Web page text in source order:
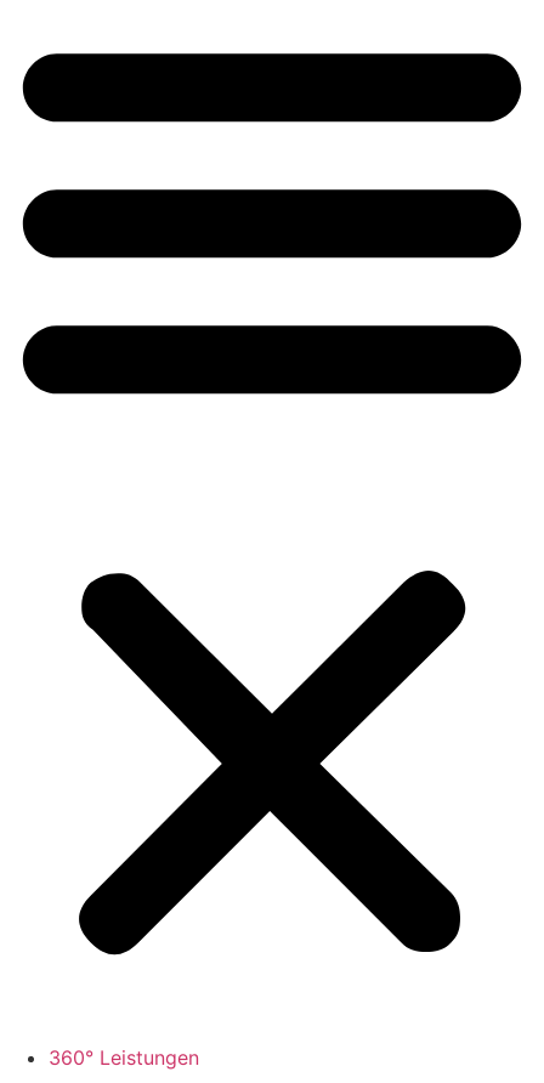
360° Leistungen